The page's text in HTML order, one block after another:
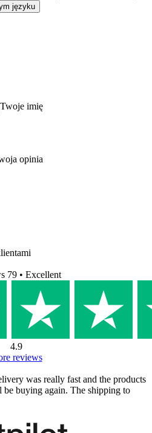
języku
Twoje imię
opinia
79 • Excellent
4.9
reviews
was really fast and the products
buying again. The shipping to